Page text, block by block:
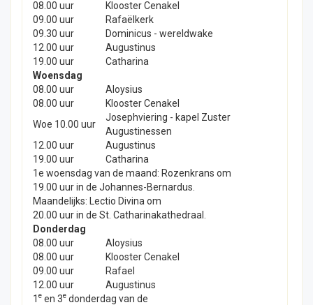
08.00 uur
Klooster Cenakel
09.00 uur
Rafaëlkerk
09.30 uur
Dominicus - wereldwake
12.00 uur
Augustinus
19.00 uur
Catharina
Woensdag
08.00 uur
Aloysius
08.00 uur
Klooster Cenakel
Woe 10.00 uur
Josephviering - kapel Zuster
Augustinessen
12.00 uur
Augustinus
19.00 uur
Catharina
1e woensdag van de maand: Rozenkrans om
19.00 uur in de Johannes-Bernardus.
Maandelijks: Lectio Divina om
20.00 uur in de St. Catharinakathedraal.
Donderdag
08.00 uur
Aloysius
08.00 uur
Klooster Cenakel
09.00 uur
Rafael
12.00 uur
Augustinus
1 e en 3e donderdag van de